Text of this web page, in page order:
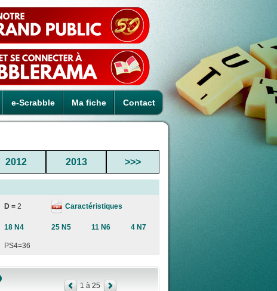
e-Scrabble Ma fiche Contact
2012 2013 >>>
D = 2 Caractéristiques
18 N4 25 N5 11 N6 4 N7
PS4=36
1 à 25